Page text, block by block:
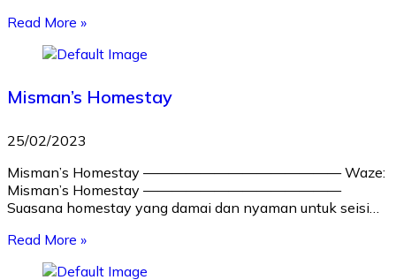
Read More »
Misman’s Homestay
25/02/2023
Misman’s Homestay —————————————— Waze:
Misman’s Homestay ——————————————
Suasana homestay yang damai dan nyaman untuk seisi…
Read More »